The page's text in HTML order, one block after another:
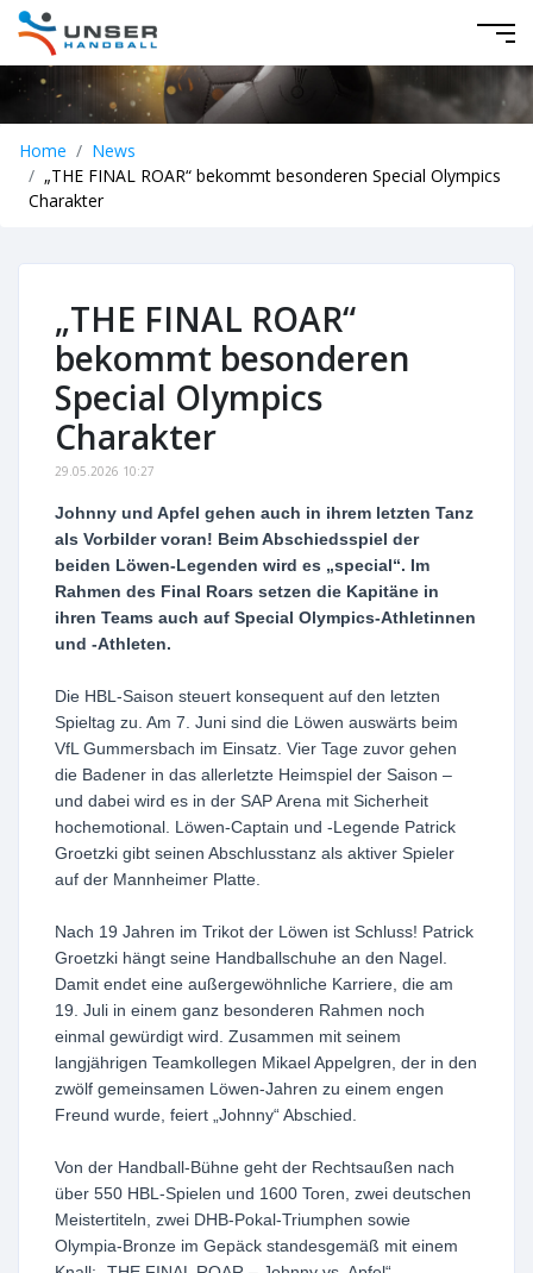
Home
News
„THE FINAL ROAR“ bekommt besonderen Special Olympics
Charakter
„THE FINAL ROAR“
bekommt besonderen
Special Olympics
Charakter
29.05.2026 10:27
Johnny und Apfel gehen auch in ihrem letzten Tanz
als Vorbilder voran! Beim Abschiedsspiel der
beiden Löwen-Legenden wird es „special“. Im
Rahmen des Final Roars setzen die Kapitäne in
ihren Teams auch auf Special Olympics-Athletinnen
und -Athleten.
Die HBL-Saison steuert konsequent auf den letzten
Spieltag zu. Am 7. Juni sind die Löwen auswärts beim
VfL Gummersbach im Einsatz. Vier Tage zuvor gehen
die Badener in das allerletzte Heimspiel der Saison –
und dabei wird es in der SAP Arena mit Sicherheit
hochemotional. Löwen-Captain und -Legende Patrick
Groetzki gibt seinen Abschlusstanz als aktiver Spieler
auf der Mannheimer Platte.
Nach 19 Jahren im Trikot der Löwen ist Schluss! Patrick
Groetzki hängt seine Handballschuhe an den Nagel.
Damit endet eine außergewöhnliche Karriere, die am
19. Juli in einem ganz besonderen Rahmen noch
einmal gewürdigt wird. Zusammen mit seinem
langjährigen Teamkollegen Mikael Appelgren, der in den
zwölf gemeinsamen Löwen-Jahren zu einem engen
Freund wurde, feiert „Johnny“ Abschied.
Von der Handball-Bühne geht der Rechtsaußen nach
über 550 HBL-Spielen und 1600 Toren, zwei deutschen
Meistertiteln, zwei DHB-Pokal-Triumphen sowie
Olympia-Bronze im Gepäck standesgemäß mit einem